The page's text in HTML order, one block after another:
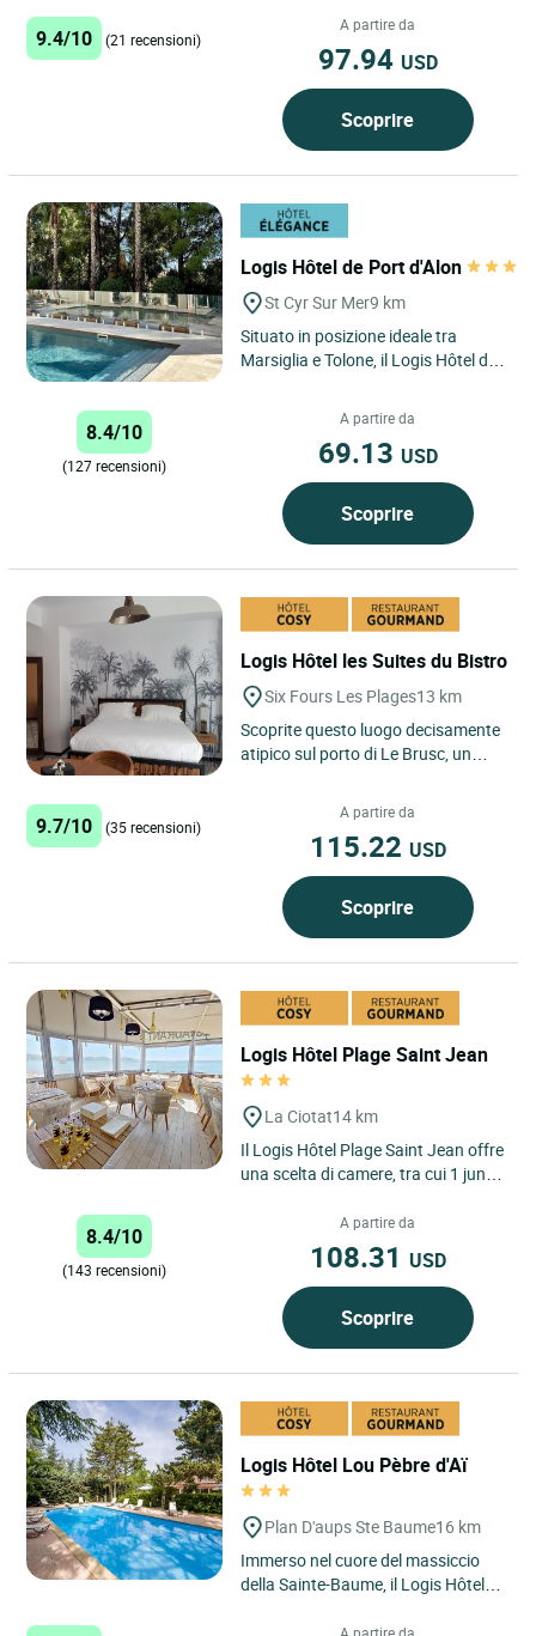
Alpi-Costa Azzurra,...
9.4/10 (21 recensioni)
A partire da
97.94 USD
Scoprire
Logis Hôtel de Port d'Alon
St Cyr Sur Mer9 km
Situato in posizione ideale tra
Marsiglia e Tolone, il Logis Hôtel de
ideale per scoprire...
8.4/10
(127 recensioni)
A partire da
69.13 USD
Scoprire
Logis Hôtel les Suites du Bistro
Six Fours Les Plages13 km
Scoprite questo luogo decisamente
atipico sul porto di Le Brusc, un
nel comune di...
9.7/10 (35 recensioni)
A partire da
115.22 USD
Scoprire
Logis Hôtel Plage Saint Jean
La Ciotat14 km
Il Logis Hôtel Plage Saint Jean offre
una scelta di camere, tra cui 1 junior
spaziose camere...
8.4/10
(143 recensioni)
A partire da
108.31 USD
Scoprire
Logis Hôtel Lou Pèbre d'Aï
Plan D'aups Ste Baume16 km
Immerso nel cuore del massiccio
della Sainte-Baume, il Logis Hôtel
ambiente naturale...
A partire da